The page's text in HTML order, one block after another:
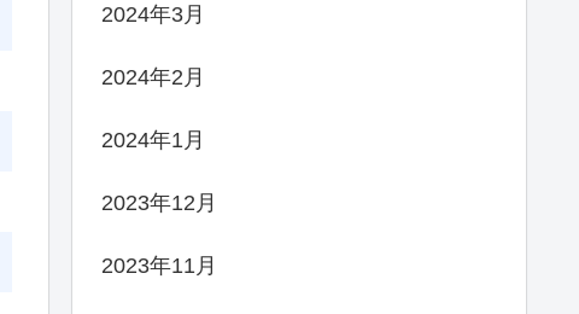
2024年3月
2024年2月
2024年1月
2023年12月
2023年11月